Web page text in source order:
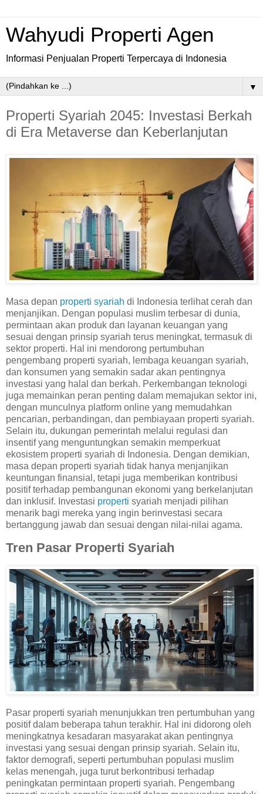
Wahyudi Properti Agen
Informasi Penjualan Properti Terpercaya di Indonesia
▼
Properti Syariah 2045: Investasi Berkah
di Era Metaverse dan Keberlanjutan
Masa depan properti syariah di Indonesia terlihat cerah dan
menjanjikan. Dengan populasi muslim terbesar di dunia,
permintaan akan produk dan layanan keuangan yang
sesuai dengan prinsip syariah terus meningkat, termasuk di
sektor properti. Hal ini mendorong pertumbuhan
pengembang properti syariah, lembaga keuangan syariah,
dan konsumen yang semakin sadar akan pentingnya
investasi yang halal dan berkah. Perkembangan teknologi
juga memainkan peran penting dalam memajukan sektor ini,
dengan munculnya platform online yang memudahkan
pencarian, perbandingan, dan pembiayaan properti syariah.
Selain itu, dukungan pemerintah melalui regulasi dan
insentif yang menguntungkan semakin memperkuat
ekosistem properti syariah di Indonesia. Dengan demikian,
masa depan properti syariah tidak hanya menjanjikan
keuntungan finansial, tetapi juga memberikan kontribusi
positif terhadap pembangunan ekonomi yang berkelanjutan
dan inklusif. Investasi properti syariah menjadi pilihan
menarik bagi mereka yang ingin berinvestasi secara
bertanggung jawab dan sesuai dengan nilai-nilai agama.
Tren Pasar Properti Syariah
Pasar properti syariah menunjukkan tren pertumbuhan yang
positif dalam beberapa tahun terakhir. Hal ini didorong oleh
meningkatnya kesadaran masyarakat akan pentingnya
investasi yang sesuai dengan prinsip syariah. Selain itu,
faktor demografi, seperti pertumbuhan populasi muslim
kelas menengah, juga turut berkontribusi terhadap
peningkatan permintaan properti syariah. Pengembang